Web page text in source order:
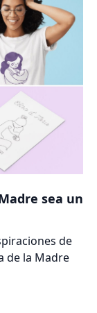
sea un
de
de la Madre